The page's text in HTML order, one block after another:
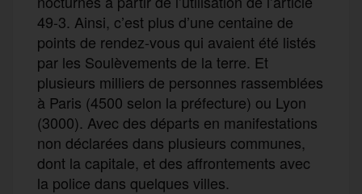
49-3. Ainsi, c’est plus d’une centaine de
points de rendez-vous qui avaient été listés
par les Soulèvements de la terre. Et
plusieurs milliers de personnes rassemblées
à Paris (4500 selon la préfecture) ou Lyon
(3000). Avec des départs en manifestations
non déclarées dans plusieurs communes,
dont la capitale, et des affrontements avec
la police dans quelques villes.